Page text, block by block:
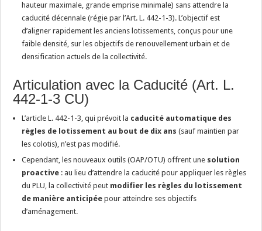
hauteur maximale, grande emprise minimale) sans attendre la
caducité décennale (régie par l’Art. L. 442-1-3). L’objectif est
d’aligner rapidement les anciens lotissements, conçus pour une
faible densité, sur les objectifs de renouvellement urbain et de
densification actuels de la collectivité.
Articulation avec la Caducité (Art. L.
442-1-3 CU)
L’article L. 442-1-3, qui prévoit la caducité automatique des
règles de lotissement au bout de dix ans (sauf maintien par
les colotis), n’est pas modifié.
Cependant, les nouveaux outils (OAP/OTU) offrent une solution
proactive : au lieu d’attendre la caducité pour appliquer les règles
du PLU, la collectivité peut modifier les règles du lotissement
de manière anticipée pour atteindre ses objectifs
d’aménagement.